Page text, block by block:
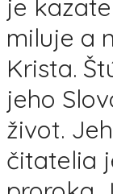
je
miluje a
Krista.
jeho
život.
čitatelia